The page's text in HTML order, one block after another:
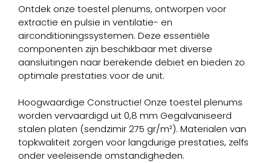
Ontdek onze toestel plenums, ontworpen voor
extractie en pulsie in ventilatie- en
airconditioningssystemen. Deze essentiële
componenten zijn beschikbaar met diverse
aansluitingen naar berekende debiet en bieden zo
optimale prestaties voor de unit.
Hoogwaardige Constructie! Onze toestel plenums
worden vervaardigd uit 0,8 mm Gegalvaniseerd
stalen platen (sendzimir 275 gr/m²). Materialen van
topkwaliteit zorgen voor langdurige prestaties, zelfs
onder veeleisende omstandigheden.